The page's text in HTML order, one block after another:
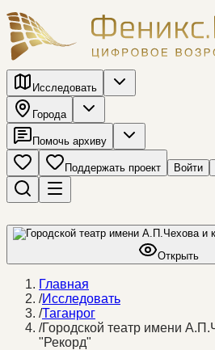
Исследовать
Города
Помочь архиву
Поддержать проект Войти
Открыть
Главная
/Исследовать
/Таганрог
/Городской театр имени
"Рекорд"